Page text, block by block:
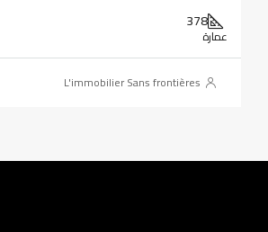
378
عمارة
L'immobilier Sans frontières